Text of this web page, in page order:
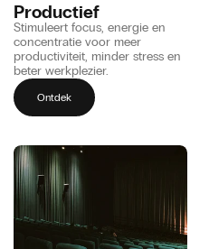
Productief
Stimuleert focus, energie en
concentratie voor meer
productiviteit, minder stress en
beter werkplezier.
Ontdek